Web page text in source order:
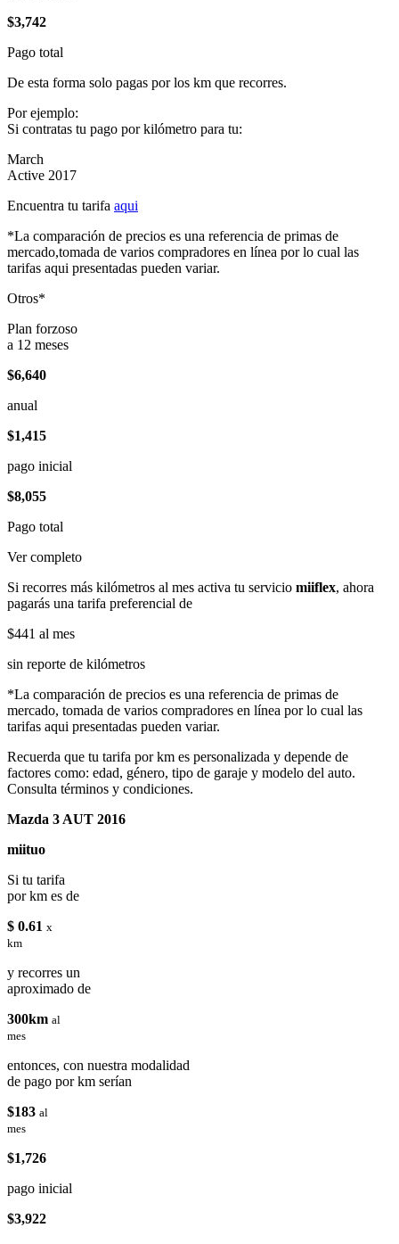
$3,742
Pago total
De esta forma solo pagas por los km que recorres.
Por ejemplo:
Si contratas tu pago por kilómetro para tu:
March
Active 2017
Encuentra tu tarifa aqui
*La comparación de precios es una referencia de primas de
mercado,tomada de varios compradores en línea por lo cual las
tarifas aqui presentadas pueden variar.
Otros*
Plan forzoso
a 12 meses
$6,640
anual
$1,415
pago inicial
$8,055
Pago total
Ver completo
Si recorres más kilómetros al mes activa tu servicio miiflex, ahora
pagarás una tarifa preferencial de
$441 al mes
sin reporte de kilómetros
*La comparación de precios es una referencia de primas de
mercado, tomada de varios compradores en línea por lo cual las
tarifas aqui presentadas pueden variar.
Recuerda que tu tarifa por km es personalizada y depende de
factores como: edad, género, tipo de garaje y modelo del auto.
Consulta términos y condiciones.
Mazda 3 AUT 2016
miituo
Si tu tarifa
por km es de
$ 0.61 x
km
y recorres un
aproximado de
300km al
mes
entonces, con nuestra modalidad
de pago por km serían
$183 al
mes
$1,726
pago inicial
$3,922